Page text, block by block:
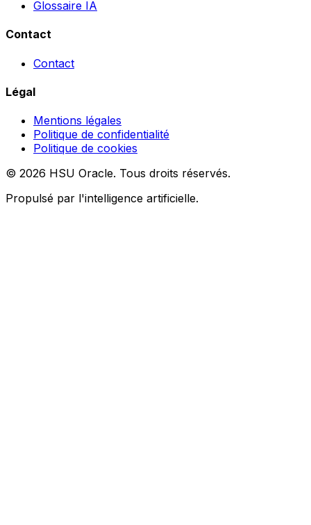
Glossaire IA
Contact
Contact
Légal
Mentions légales
Politique de confidentialité
Politique de cookies
© 2026 HSU Oracle. Tous droits réservés.
Propulsé par l'intelligence artificielle.